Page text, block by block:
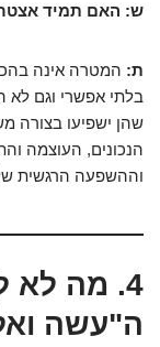
ש: האם תמיד
ת: המטרה אינה
בלתי אפשרי וגם לא
שהן ישפיעו בצורה
הנכונים, העוצמה
וההשפעה הרגשית
4. מה לא
ה"עשה